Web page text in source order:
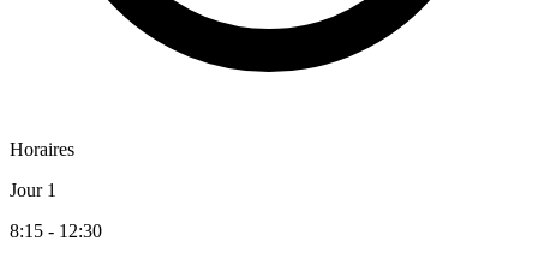
Horaires
Jour 1
8:15 - 12:30